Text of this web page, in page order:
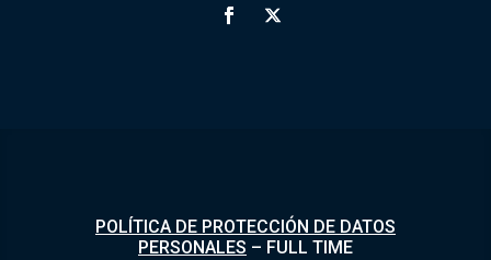
POLÍTICA DE PROTECCIÓN DE DATOS
PERSONALES – FULL TIME